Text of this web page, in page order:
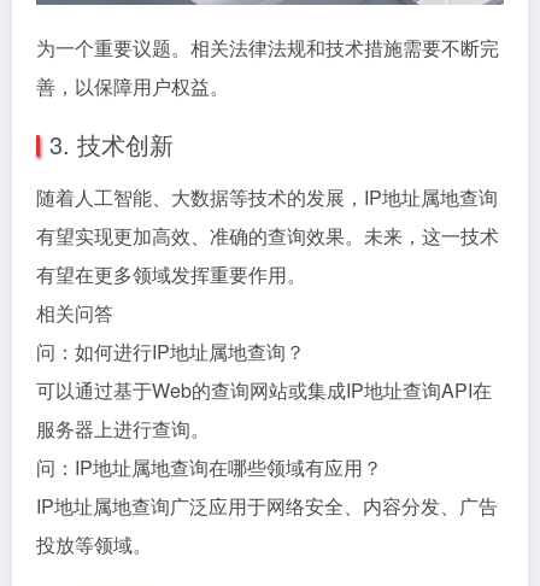
为一个重要议题。相关法律法规和技术措施需要不断完
善，以保障用户权益。
3. 技术创新
随着人工智能、大数据等技术的发展，IP地址属地查询
有望实现更加高效、准确的查询效果。未来，这一技术
有望在更多领域发挥重要作用。
相关问答
问：如何进行IP地址属地查询？
可以通过基于Web的查询网站或集成IP地址查询API在
服务器上进行查询。
问：IP地址属地查询在哪些领域有应用？
IP地址属地查询广泛应用于网络安全、内容分发、广告
投放等领域。